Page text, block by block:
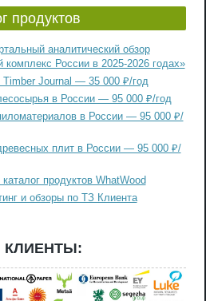
продуктов
аналитический обзор
комплекс России в 2025-2026 годах»
Timber Journal — 35 000 ₽/год
в России — 95 000 ₽/год
в России — 95 000 ₽/
плит в России — 95 000 ₽/
продуктов WhatWood
и обзоры по ТЗ Клиента